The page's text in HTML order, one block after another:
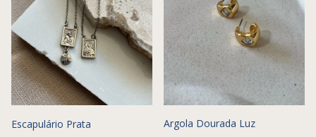
Escapulário Prata Argola Dourada Luz